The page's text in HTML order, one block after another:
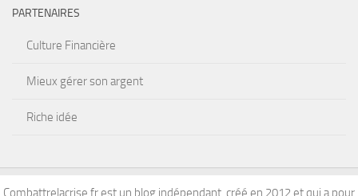
PARTENAIRES
Culture Financière
Mieux gérer son argent
Riche idée
Combattrelacrise.fr est un blog indépendant, créé en 2012 et qui a pour